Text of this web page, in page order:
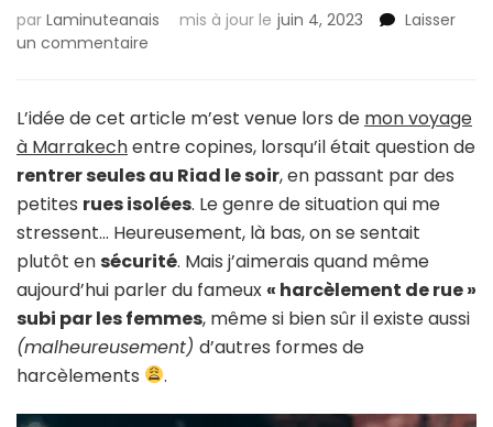
par Laminuteanais mis à jour le juin 4, 2023
Laisser
un commentaire
de
aux
femmes
:
jusqu’à
quand
?
L’idée de cet article m’est venue lors de mon voyage
à Marrakechentre copines, lorsqu’il était question de
rentrer seules au Riad le soir, en passant par des
petites rues isolées. Le genre de situation qui me
stressent… Heureusement, là bas, on se sentait
plutôt ensécurité. Mais j’aimerais quand même
aujourd’hui parler du fameux « harcèlement de rue »
subi par les femmes, même si bien sûr il existe aussi
(malheureusement) d’autres formes de
harcèlements
.